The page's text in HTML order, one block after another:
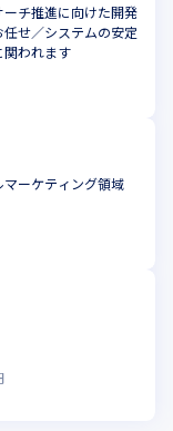
チ推進に向けた開発
せ／システムの安定
関われます
ーケティング領域